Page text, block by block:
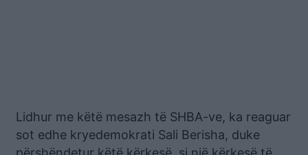
Lidhur me këtë mesazh të SHBA-ve, ka reaguar
sot edhe kryedemokrati Sali Berisha, duke